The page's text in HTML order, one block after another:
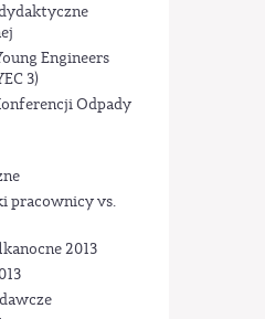
Engineers
3)
Odpady
pracownicy vs.
2013